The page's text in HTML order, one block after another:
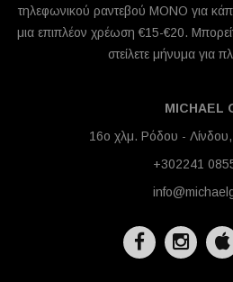
τηλεφωνικού ραντεβού ΜΟΝΟ για
μια επιπλέον χρέωση €15-€20.
στείλετε μήνυμα για
MICHAEL
16ο χλμ. Ρόδου -
+302241